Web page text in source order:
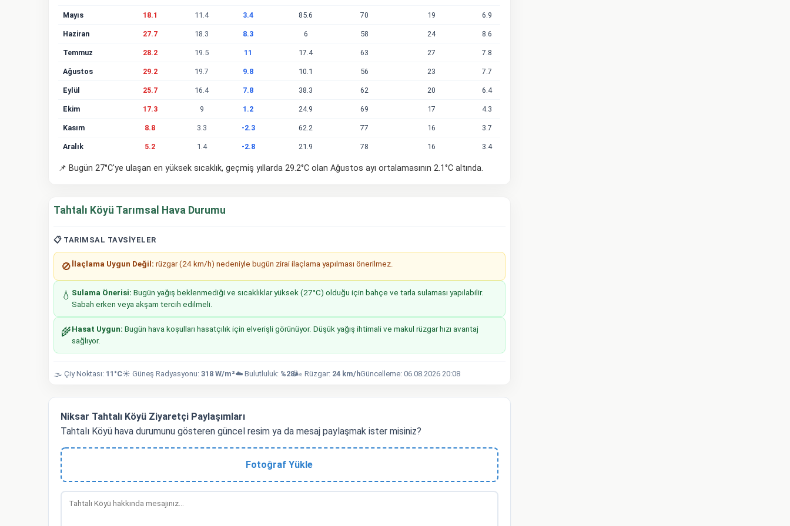
Mayıs 18.1 11.4 3.4 85.6 70 19 6.9
Haziran 27.7 18.3 8.3 6 58 24 8.6
Temmuz 28.2 19.5 11 17.4 63 27 7.8
Ağustos 29.2 19.7 9.8 10.1 56 23 7.7
Eylül 25.7 16.4 7.8 38.3 62 20 6.4
Ekim 17.3 9 1.2 24.9 69 17 4.3
Kasım 8.8 3.3 -2.3 62.2 77 16 3.7
Aralık 5.2 1.4 -2.8 21.9 78 16 3.4
📌 Bugün 27°C'ye ulaşan en yüksek sıcaklık, geçmiş yıllarda 29.2°C olan Ağustos ayı ortalamasının 2.1°C altında.
Tahtalı Köyü Tarımsal Hava Durumu
📋 TARIMSAL TAVSIYELER
🚫 İlaçlama Uygun Değil: rüzgar (24 km/h) nedeniyle bugün zirai ilaçlama yapılması önerilmez.
💧 Sulama Önerisi: Bugün yağış beklenmediği ve sıcaklıklar yüksek (27°C) olduğu için bahçe ve tarla sulaması yapılabilir.
Sabah erken veya akşam tercih edilmeli.
🌾Hasat Uygun: Bugün hava koşulları hasatçılık için elverişli görünüyor. Düşük yağış ihtimali ve makul rüzgar hızı avantaj
sağlıyor.
🌫️ Çiy Noktası: 11°C☀️ Güneş Radyasyonu: 318 W/m²☁️ Bulutluluk: %28🌬️ Rüzgar: 24 km/hGüncelleme: 06.08.2026 20:08
Niksar Tahtalı Köyü Ziyaretçi Paylaşımları
Tahtalı Köyü hava durumunu gösteren güncel resim ya da mesaj paylaşmak ister misiniz?
Fotoğraf Yükle